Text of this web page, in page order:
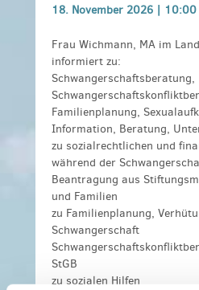
18. November 2026 | 10:00
Frau Wichmann, MA im
informiert zu:
Schwangerschaftsberatung,
Familienplanung,
Information, Beratung,
zu sozialrechtlichen und
während der
Beantragung aus
und Familien
zu Familienplanung,
Schwangerschaft
StGB
zu sozialen Hilfen